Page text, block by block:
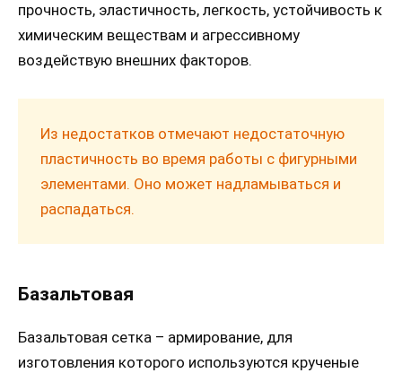
прочность, эластичность, легкость, устойчивость к
химическим веществам и агрессивному
воздействую внешних факторов.
Из недостатков отмечают недостаточную
пластичность во время работы с фигурными
элементами. Оно может надламываться и
распадаться.
Базальтовая
Базальтовая сетка – армирование, для
изготовления которого используются крученые